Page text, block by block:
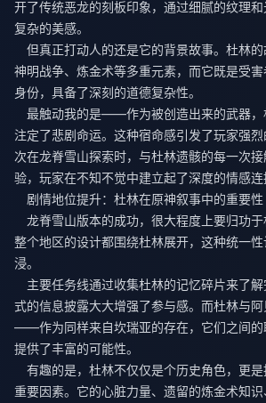
开了传统恶龙的刻板印象，通过细腻的纹理
复杂的美感。
但真正打动人的还是它的背景故事。杜林的
神明战争、炼金术等多重元素，而它既是受
身份，具备了深刻的道德复杂性。
最触动我的是——作为被创造出来的武器，
注定了悲剧命运。这种宿命感引发了玩家强
次在龙脊雪山探索时，与杜林遗骸的每一次
验，玩家在不知不觉中建立起了深度的情感连
剧情地位提升：杜林在原神叙事中的重要性
龙脊雪山版本的成功，很大程度上要归功于
整个地区的设计都围绕杜林展开，这种统一
浸。
主要任务线通过收集杜林的记忆碎片来了
式的信息披露大大增强了参与感。而杜林与
——作为同样来自坎瑞亚的存在，它们之间的
提供了丰富的可能性。
有趣的是，杜林不仅仅是个历史角色，更
重要因素。它的心脏力量、遗留的炼金术知